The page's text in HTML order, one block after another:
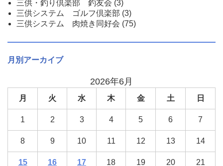
三供・釣り倶楽部 釣友会 (3)
三供システム ゴルフ倶楽部 (3)
三供システム 肉焼き同好会 (75)
月別アーカイブ
2026年6月
月 火 水 木 金 土 日
1 2 3 4 5 6 7
8 9 10 11 12 13 14
15 16 17 18 19 20 21